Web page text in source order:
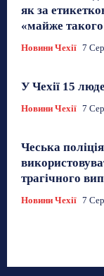
як за
«майже
Новини Чехії 7
У Чехії 15
Новини Чехії 7
Чеська
трагічного
Новини Чехії 7